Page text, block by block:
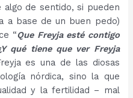
de sentido, si pueden
a base de un buen pedo)
“Que Freyja esté contigo
qué tiene que ver Freyja
es una de las diosas
nórdica, sino la que
y la fertilidad – mal